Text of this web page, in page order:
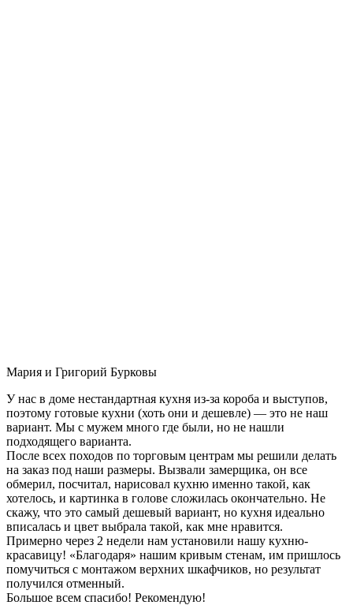
Мария и Григорий Бурковы
У нас в доме нестандартная кухня из-за короба и выступов,
поэтому готовые кухни (хоть они и дешевле) — это не наш
вариант. Мы с мужем много где были, но не нашли
подходящего варианта.
После всех походов по торговым центрам мы решили делать
на заказ под наши размеры. Вызвали замерщика, он все
обмерил, посчитал, нарисовал кухню именно такой, как
хотелось, и картинка в голове сложилась окончательно. Не
скажу, что это самый дешевый вариант, но кухня идеально
вписалась и цвет выбрала такой, как мне нравится.
Примерно через 2 недели нам установили нашу кухню-
красавицу! «Благодаря» нашим кривым стенам, им пришлось
помучиться с монтажом верхних шкафчиков, но результат
получился отменный.
Большое всем спасибо! Рекомендую!